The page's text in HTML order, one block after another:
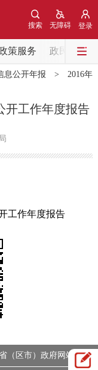
登录
无障碍
搜索
策服务 政民互动
中央部委动态
部门动态
政策服务
部门服务
息公开年报 > 2016年
开工作年度报告
工作年度报告
（区市）政府网站